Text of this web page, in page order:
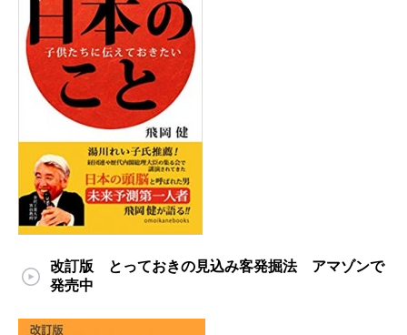
改訂版 とっておきの見込み客発掘法 アマゾンで
発売中